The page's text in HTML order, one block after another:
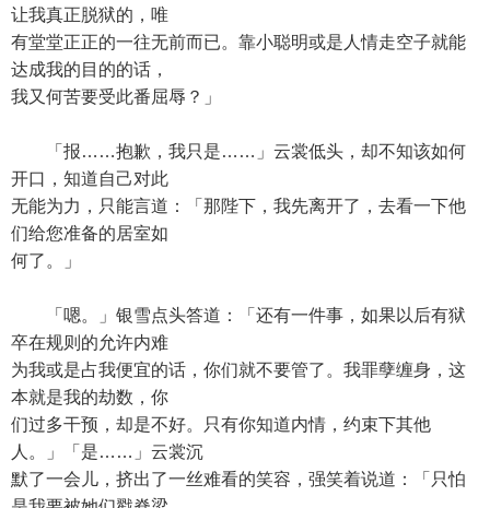
让我真正脱狱的，唯
有堂堂正正的一往无前而已。靠小聪明或是人情走空子就能
达成我的目的的话，
我又何苦要受此番屈辱？」
「报……抱歉，我只是……」云裳低头，却不知该如何
开口，知道自己对此
无能为力，只能言道：「那陛下，我先离开了，去看一下他
们给您准备的居室如
何了。」
「嗯。」银雪点头答道：「还有一件事，如果以后有狱
卒在规则的允许内难
为我或是占我便宜的话，你们就不要管了。我罪孽缠身，这
本就是我的劫数，你
们过多干预，却是不好。只有你知道内情，约束下其他
人。」「是……」云裳沉
默了一会儿，挤出了一丝难看的笑容，强笑着说道：「只怕